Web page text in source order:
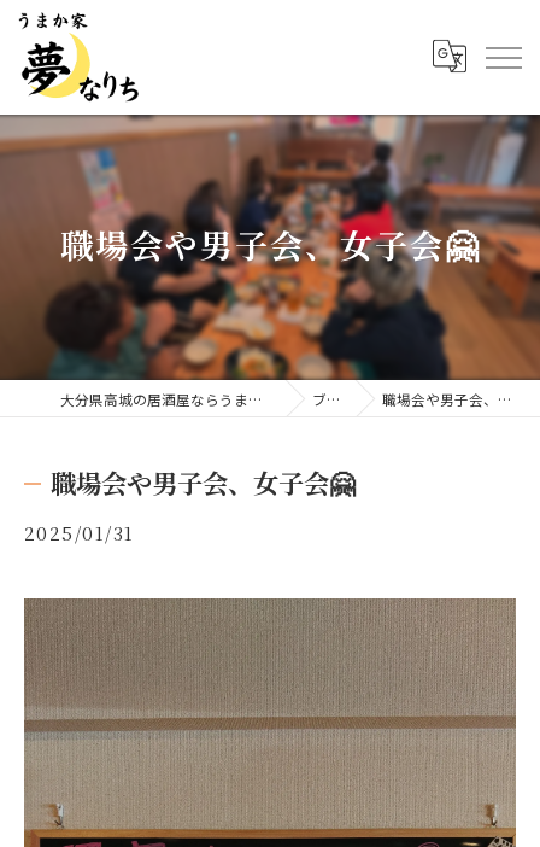
職場会や男子会、女子会🤗
大分県高城の居酒屋ならうまか家 夢なりち ブログ 職場会や男子会、女子会🤗
職場会や男子会、女子会🤗
2025/01/31